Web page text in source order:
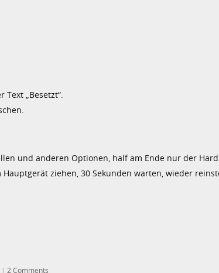
„Besetzt“.
und anderen Optionen, half am Ende nur der
ziehen, 30 Sekunden warten, wieder
| 2 Comments